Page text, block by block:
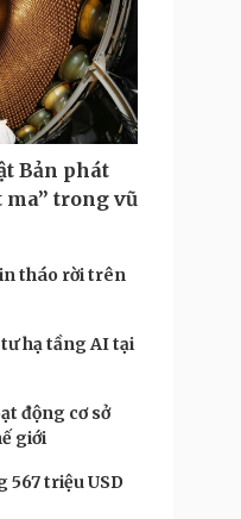
Bản phát
ma” trong vũ
tháo rời trên
hạ tầng AI tại
động cơ sở
giới
567 triệu USD